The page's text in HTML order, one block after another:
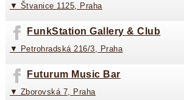
▼ Štvanice 1125, Praha
FunkStation Gallery & Club
▼ Petrohradská 216/3, Praha
Futurum Music Bar
▼ Zborovská 7, Praha